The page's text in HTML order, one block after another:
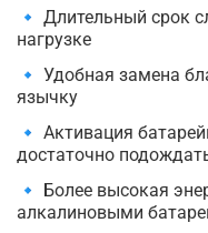
🔹 Длительный срок
нагрузке
🔹 Удобная замена
язычку
🔹 Активация
достаточно
🔹 Более высокая
алкалиновыми